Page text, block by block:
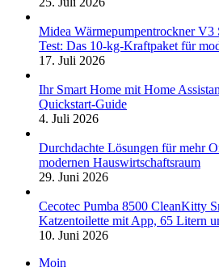
Midea Wärmepumpentrockner
Test: Das 10-kg-Kraftpaket für
17. Juli 2026
Ihr Smart Home mit Home
Quickstart-Guide
4. Juli 2026
Durchdachte Lösungen für mehr
modernen Hauswirtschaftsraum
29. Juni 2026
Cecotec Pumba 8500 CleanKitty
Katzentoilette mit App, 65 Litern
10. Juni 2026
Moin